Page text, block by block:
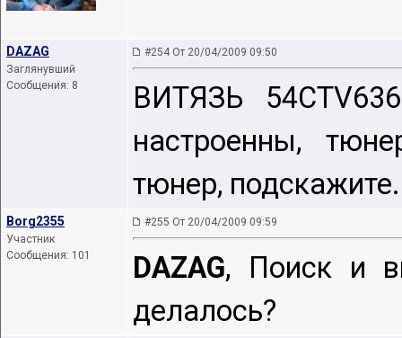
DAZAG
Заглянувший
Сообщения: 8
#254 От 20/04/2009 09:50
ВИТЯЗЬ
настроенны,
тюнер, подскажите.
Borg2355
Участник
Сообщения: 101
#255 От 20/04/2009 09:59
DAZAG, Поиск и
делалось?